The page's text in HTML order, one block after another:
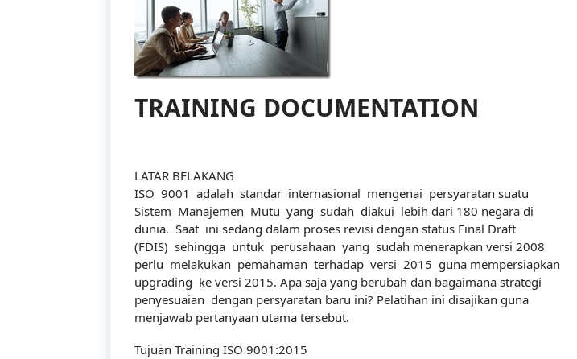
TRAINING DOCUMENTATION
LATAR BELAKANG
ISO 9001 adalah standar internasional mengenai persyaratan suatu
Sistem Manajemen Mutu yang sudah diakui lebih dari 180 negara di
dunia. Saat ini sedang dalam proses revisi dengan status Final Draft
(FDIS) sehingga untuk perusahaan yang sudah menerapkan versi 2008
perlu melakukan pemahaman terhadap versi 2015 guna mempersiapkan
upgrading ke versi 2015. Apa saja yang berubah dan bagaimana strategi
penyesuaian dengan persyaratan baru ini? Pelatihan ini disajikan guna
menjawab pertanyaan utama tersebut.
Tujuan Training ISO 9001:2015